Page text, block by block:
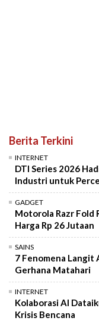
Berita Terkini
INTERNET
DTI Series 2026
Industri untuk
GADGET
Motorola Razr Fold
Harga Rp 26 Jutaan
SAINS
7 Fenomena Langit
Gerhana Matahari
INTERNET
Kolaborasi AI
Krisis Bencana